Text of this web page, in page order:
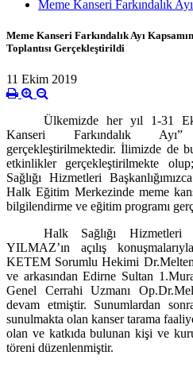
Meme Kanseri Farkındalık
Meme Kanseri Farkındalık Ayı
Toplantısı Gerçekleştirildi
11 Ekim 2019
Ülkemizde her yıl 1-31
Kanseri Farkındalık
gerçekleştirilmektedir. İlimizde de
etkinlikler gerçekleştirilmekte
Sağlığı Hizmetleri
Halk Eğitim Merkezinde meme
bilgilendirme ve eğitim programı
Halk Sağlığı Hizmetleri
YILMAZ’ın açılış
KETEM Sorumlu Hekimi
ve arkasından Edirne Sultan
Genel Cerrahi Uzmanı
devam etmiştir. Sunumlardan
sunulmakta olan kanser tarama
olan ve katkıda bulunan kişi ve
töreni düzenlenmiştir.